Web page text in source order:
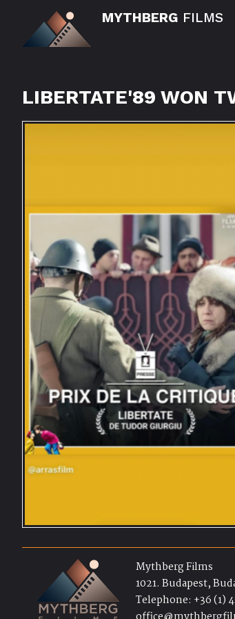
MYTHBERG FILMS
LIBERTATE'89 WON
Mythberg Films
1021. Budapest,
Telephone: +36 (1)